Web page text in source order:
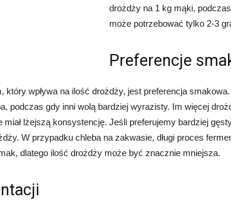
drożdży na 1 kg mąki,
może potrzebować tylko 2-3
Preferencje
który wpływa na ilość drożdży, jest preferencja
podczas gdy inni wolą bardziej wyrazisty. Im więcej
miał lżejszą konsystencję. Jeśli preferujemy bardziej
W przypadku chleba na zakwasie, długi proces
dlatego ilość drożdży może być znacznie mniejsza.